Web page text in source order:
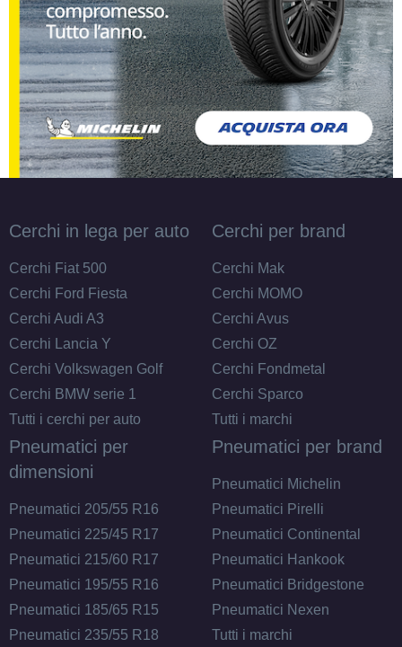
Cerchi in lega per auto
Cerchi Fiat 500
Cerchi Ford Fiesta
Cerchi Audi A3
Cerchi Lancia Y
Cerchi Volkswagen Golf
Cerchi BMW serie 1
Tutti i cerchi per auto
Cerchi per brand
Cerchi Mak
Cerchi MOMO
Cerchi Avus
Cerchi OZ
Cerchi Fondmetal
Cerchi Sparco
Tutti i marchi
Pneumatici per
dimensioni
Pneumatici 205/55 R16
Pneumatici 225/45 R17
Pneumatici 215/60 R17
Pneumatici 195/55 R16
Pneumatici 185/65 R15
Pneumatici 235/55 R18
Pneumatici per brand
Pneumatici Michelin
Pneumatici Pirelli
Pneumatici Continental
Pneumatici Hankook
Pneumatici Bridgestone
Pneumatici Nexen
Tutti i marchi